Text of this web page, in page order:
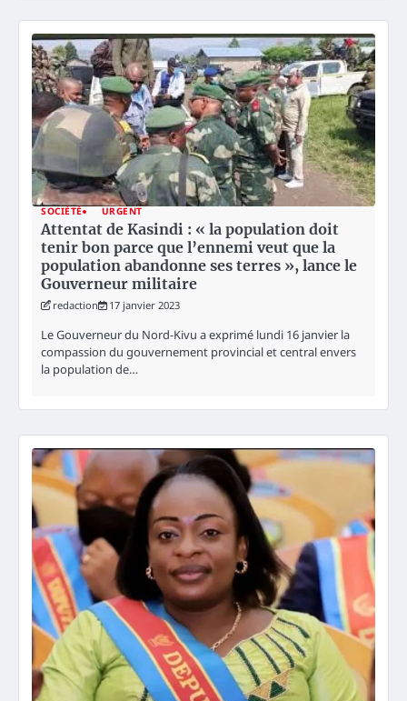
SOCIÉTÉ URGENT
Attentat de Kasindi : « la population doit
tenir bon parce que l’ennemi veut que la
population abandonne ses terres », lance le
Gouverneur militaire
redaction 17 janvier 2023
Le Gouverneur du Nord-Kivu a exprimé lundi 16 janvier la
compassion du gouvernement provincial et central envers
la population de…